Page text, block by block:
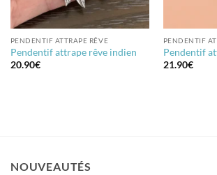
PENDENTIF ATTRAPE RÊVE
Pendentif attrape rêve indien
20.90€
PENDENTIF
Pendentif
21.90€
NOUVEAUTÉS